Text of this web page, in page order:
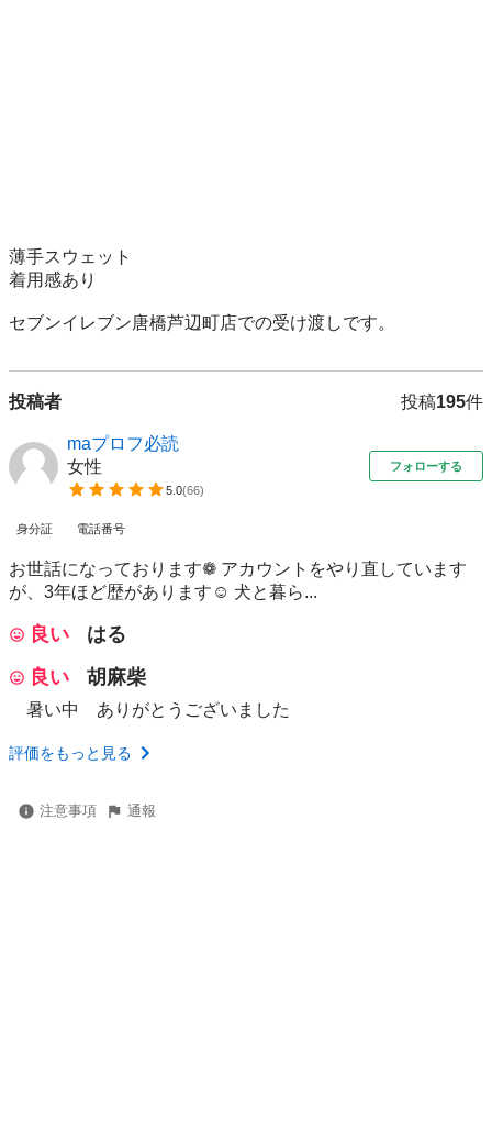
薄手スウェット
着用感あり
セブンイレブン唐橋芦辺町店での受け渡しです。
投稿者 投稿195件
maプロフ必読
女性
5.0(66)
フォローする
身分証 電話番号
お世話になっております❁ アカウントをやり直しています
が、3年ほど歴があります☺️ 犬と暮ら...
良い
はる
良い
胡麻柴
暑い中 ありがとうございました
評価をもっと見る
注意事項 通報